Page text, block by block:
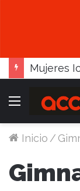
Menú
Inicio /